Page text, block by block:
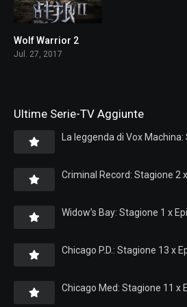
Wolf Warrior 2
Jul. 27, 2017
Ultime Serie-TV Aggiunte
La leggenda di Vox Machina:
Criminal Record: Stagione 2
Widow’s Bay: Stagione 1 x
Chicago P.D.: Stagione 13 x
Chicago Med: Stagione 11 x